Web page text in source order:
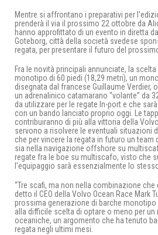
Mentre si affrontano i preparativi per
prenderà il via il prossimo 22 ottobre da
hanno approfittato di un evento in diretta
Goteborg, città della società svedese
regata, per presentare il futuro del
Fra le novità principali annunciate, la
monotipo di 60 piedi (18,29 metri), un
disegnata dal francese Guillaume Verdier,
un adrenalinico catamarano “volante” da
da utilizzare per le regate In-port e che
con un bando lanciato proprio oggi. Le
contribuiranno di più alla vittoria della
servono a risolvere le eventuali situazioni
che per vincere la regata in futuro un team
sia nella navigazione offshore su
regate fra le boe su multiscafo, visto che
l'equipaggio sarà essenzialmente lo
“Tre scafi, ma non nella combinazione che
detto il CEO della Volvo Ocean Race Mark
prossima generazione di barche
alla difficile scelta di optare o meno per
oceaniche, un argomento che ha tenuto
regata negli ultimi mesi.